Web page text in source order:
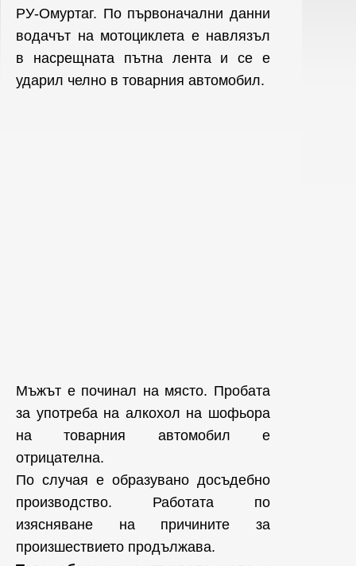
РУ-Омуртаг. По първоначални данни
водачът на мотоциклета е навлязъл
в насрещната пътна лента и се е
ударил челно в товарния автомобил.
Мъжът е починал на място. Пробата
за употреба на алкохол на шофьора
на товарния автомобил е
отрицателна.
По случая е образувано досъдебно
производство. Работата по
изясняване на причините за
произшествието продължава.